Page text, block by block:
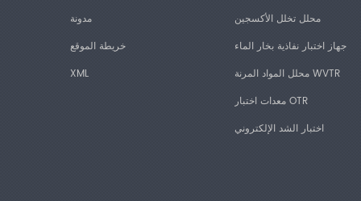
مدونة
خريطة الموقع
XML
محلل تخلل الأكسجين
جهاز اختبار نفاذية بخار الماء
محلل المواد المرنة WVTR
معدات اختبار OTR
اختبار الشد الإلكتروني